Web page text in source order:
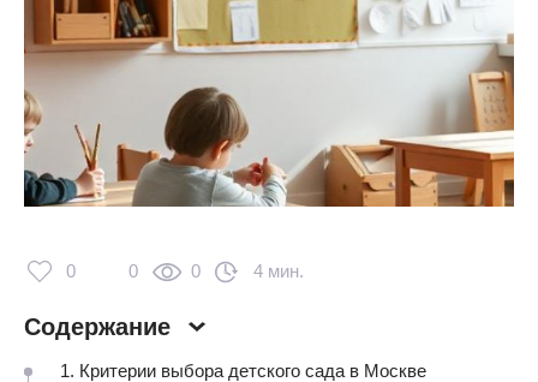
0 0 0 4 мин.
Содержание
1. Критерии выбора детского сада в Москве